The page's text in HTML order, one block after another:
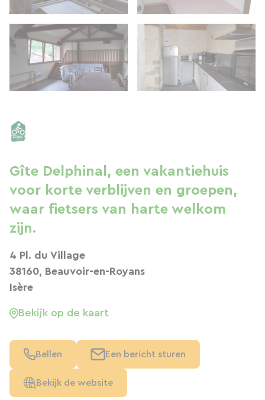
Gîte Delphinal, een vakantiehuis
voor korte verblijven en groepen,
waar fietsers van harte welkom
zijn.
4 Pl. du Village
38160, Beauvoir-en-Royans
Isère
Bekijk op de kaart
Bellen Een bericht sturen
Bekijk de website